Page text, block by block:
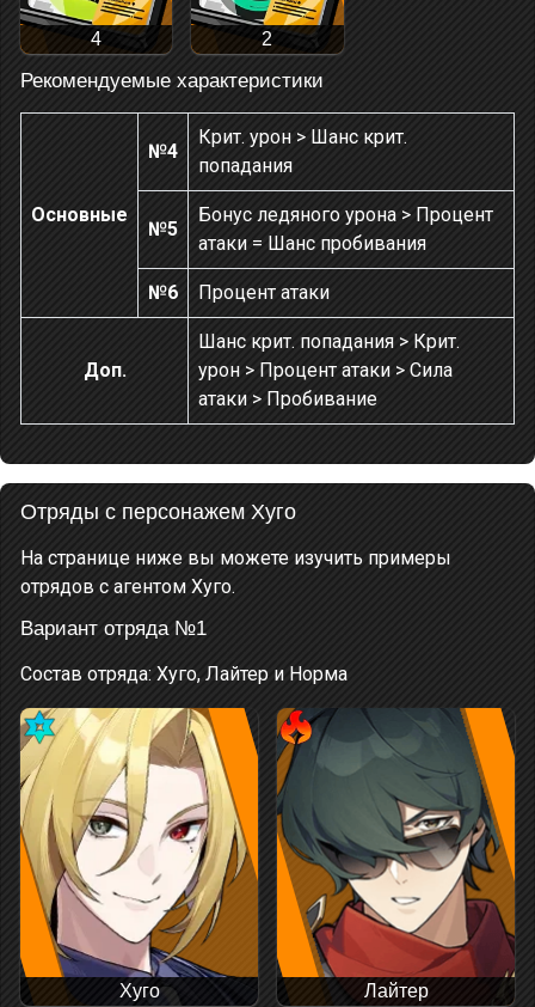
4 2
Рекомендуемые характеристики
Основные
№4
Крит. урон > Шанс крит.
попадания
№5
Бонус ледяного урона > Процент
атаки = Шанс пробивания
№6 Процент атаки
Доп.
Шанс крит. попадания > Крит.
урон > Процент атаки > Сила
атаки > Пробивание
Отряды с персонажем Хуго
На странице ниже вы можете изучить примеры
отрядов с агентом Хуго.
Вариант отряда №1
Состав отряда: Хуго, Лайтер и Норма
Хуго Лайтер